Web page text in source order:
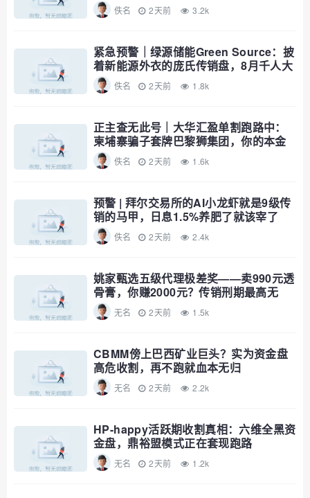
佚名 2天前 3.2k
紧急预警｜绿源储能Green Source：披
着新能源外衣的庞氏传销盘，8月千人大
会就是收割信号
佚名 2天前 1.8k
正主查无此号｜大华汇盈单割跑路中：
柬埔寨骗子套牌巴黎狮集团，你的本金
已清零
佚名 2天前 1.6k
预警 | 拜尔交易所的AI小龙虾就是9级传
销的马甲，日息1.5%养肥了就该宰了
佚名 2天前 2.4k
姚家甄选五级代理极差奖——卖990元透
骨膏，你赚2000元？传销刑期最高无
期，自己算
无名 2天前 1.5k
CBMM傍上巴西矿业巨头？实为资金盘
高危收割，再不跑就血本无归
无名 2天前 2.2k
HP-happy活跃期收割真相：六维全黑资
金盘，鼎裕盟模式正在套现跑路
无名 2天前 1.2k